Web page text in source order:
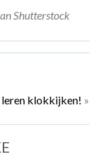
Shutterstock
klokkijken! »